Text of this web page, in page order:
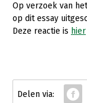
Sectoren
Dier
Kalverhouderij
Akkerbouw
Biologische
Op verzoek van
op dit essay
Deze reactie is hier